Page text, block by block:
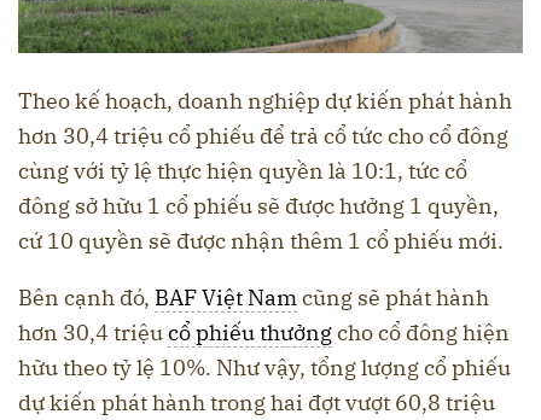
Theo kế hoạch, doanh nghiệp dự kiến phát hành
hơn 30,4 triệu cổ phiếu để trả cổ tức cho cổ đông
cùng với tỷ lệ thực hiện quyền là 10:1, tức cổ
đông sở hữu 1 cổ phiếu sẽ được hưởng 1 quyền,
cứ 10 quyền sẽ được nhận thêm 1 cổ phiếu mới.
Bên cạnh đó, BAF Việt Namcũng sẽ phát hành
hơn 30,4 triệucổ phiếu thưởngcho cổ đông hiện
hữu theo tỷ lệ 10%. Như vậy, tổng lượng cổ phiếu
dự kiến phát hành trong hai đợt vượt 60,8 triệu